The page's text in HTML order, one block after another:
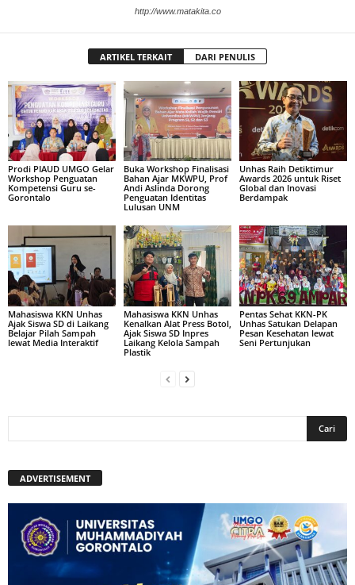
http://www.matakita.co
ARTIKEL TERKAIT DARI PENULIS
Prodi PIAUD UMGO Gelar
Workshop Penguatan
Kompetensi Guru se-
Gorontalo
Buka Workshop Finalisasi
Bahan Ajar MKWPU, Prof
Andi Aslinda Dorong
Penguatan Identitas
Lulusan UNM
Unhas Raih Detiktimur
Awards 2026 untuk Riset
Global dan Inovasi
Berdampak
Mahasiswa KKN Unhas
Ajak Siswa SD di Laikang
Belajar Pilah Sampah
lewat Media Interaktif
Mahasiswa KKN Unhas
Kenalkan Alat Press Botol,
Ajak Siswa SD Inpres
Laikang Kelola Sampah
Plastik
Pentas Sehat KKN-PK
Unhas Satukan Delapan
Pesan Kesehatan lewat
Seni Pertunjukan
ADVERTISEMENT